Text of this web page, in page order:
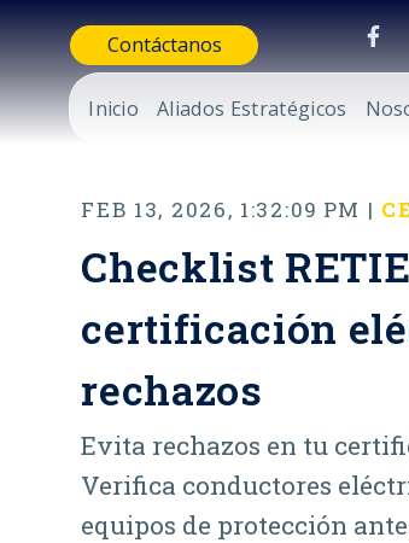
Contáctanos
Inicio Aliados Estratégicos
FEB 13, 2026, 1:32:09 PM |
Checklist
certificación
rechazos
Evita rechazos en tu
Verifica conductores
equipos de protección